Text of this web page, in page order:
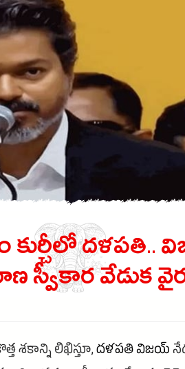
కుర్చీలో దళపతి..
స్వీకార వేడుక
శకాన్ని లిఖిస్తూ,దళపతివిజయ్